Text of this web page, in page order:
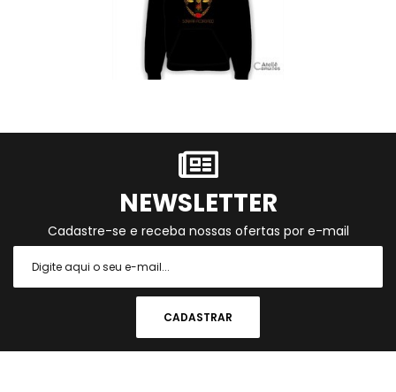
NEWSLETTER
Cadastre-se e receba nossas ofertas por e-mail